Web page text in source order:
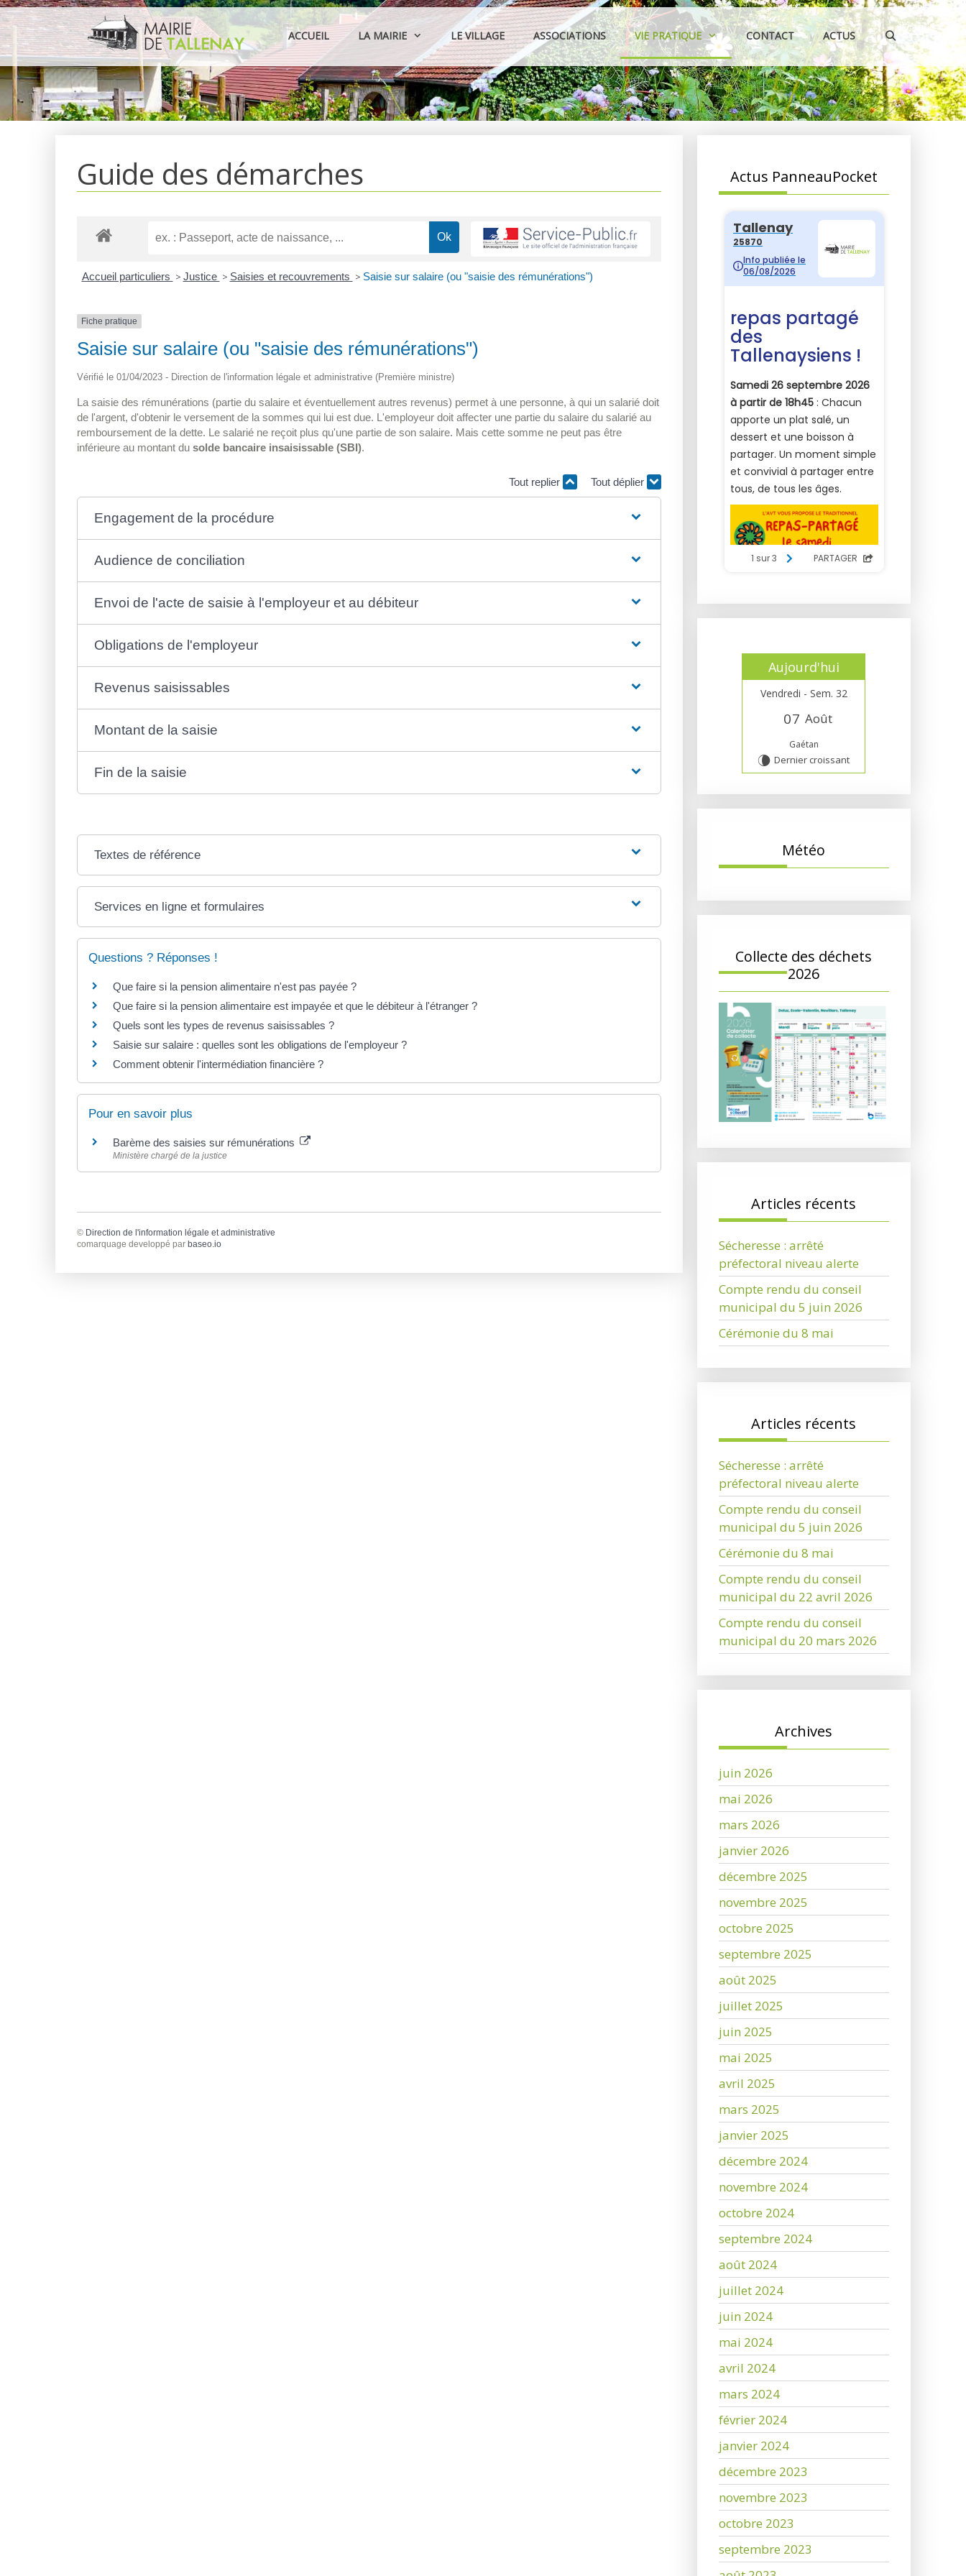
Aller
au
contenu
ACCUEIL LA MAIRIE LE VILLAGE ASSOCIATIONS VIE PRATIQUE CONTACT ACTUS
Guide des démarches
Accueil particuliers > Justice > Saisies et recouvrements > Saisie sur salaire (ou "saisie des rémunérations")
Fiche pratique
Saisie sur salaire (ou "saisie des rémunérations")
Vérifié le 01/04/2023 - Direction de l'information légale et administrative (Première ministre)
La saisie des rémunérations (partie du salaire et éventuellement autres revenus) permet à une personne, à qui un salarié doit
de l'argent, d'obtenir le versement de la sommes qui lui est due. L'employeur doit affecter une partie du salaire du salarié au
remboursement de la dette. Le salarié ne reçoit plus qu'une partie de son salaire. Mais cette somme ne peut pas être
inférieure au montant du solde bancaire insaisissable (SBI).
Tout replier Tout déplier
Engagement de la procédure
Audience de conciliation
Envoi de l'acte de saisie à l'employeur et au débiteur
Obligations de l'employeur
Revenus saisissables
Montant de la saisie
Fin de la saisie
Textes de référence
Services en ligne et formulaires
Questions ? Réponses !
Que faire si la pension alimentaire n'est pas payée ?
Que faire si la pension alimentaire est impayée et que le débiteur à l'étranger ?
Quels sont les types de revenus saisissables ?
Saisie sur salaire : quelles sont les obligations de l'employeur ?
Comment obtenir l'intermédiation financière ?
Pour en savoir plus
Barème des saisies sur rémunérations
Ministère chargé de la justice
© Direction de l'information légale et administrative
comarquage developpé par baseo.io
Actus PanneauPocket
Aujourd'hui
Vendredi - Sem. 32
07 Août
Gaétan
V Dernier croissant
Météo
Collecte des déchets
2026
Articles récents
Sécheresse : arrêté
préfectoral niveau alerte
Compte rendu du conseil
municipal du 5 juin 2026
Cérémonie du 8 mai
Articles récents
Sécheresse : arrêté
préfectoral niveau alerte
Compte rendu du conseil
municipal du 5 juin 2026
Cérémonie du 8 mai
Compte rendu du conseil
municipal du 22 avril 2026
Compte rendu du conseil
municipal du 20 mars 2026
Archives
juin 2026
mai 2026
mars 2026
janvier 2026
décembre 2025
novembre 2025
octobre 2025
septembre 2025
août 2025
juillet 2025
juin 2025
mai 2025
avril 2025
mars 2025
janvier 2025
décembre 2024
novembre 2024
octobre 2024
septembre 2024
août 2024
juillet 2024
juin 2024
mai 2024
avril 2024
mars 2024
février 2024
janvier 2024
décembre 2023
novembre 2023
octobre 2023
septembre 2023